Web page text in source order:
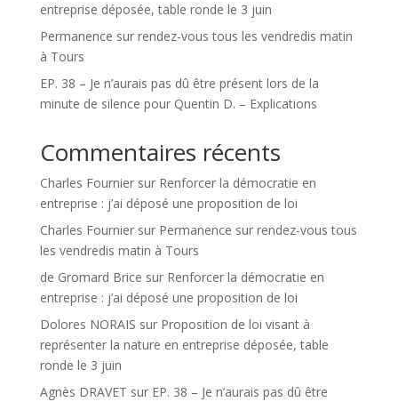
entreprise déposée, table ronde le 3 juin
Permanence sur rendez-vous tous les vendredis matin
à Tours
EP. 38 – Je n’aurais pas dû être présent lors de la
minute de silence pour Quentin D. – Explications
Commentaires récents
Charles Fourniersur Renforcer la démocratie en
entreprise : j’ai déposé une proposition de loi
Charles Fourniersur Permanence sur rendez-vous tous
les vendredis matin à Tours
de Gromard Brice sur Renforcer la démocratie en
entreprise : j’ai déposé une proposition de loi
Dolores NORAIS sur Proposition de loi visant à
représenter la nature en entreprise déposée, table
ronde le 3 juin
Agnès DRAVET sur EP. 38 – Je n’aurais pas dû être